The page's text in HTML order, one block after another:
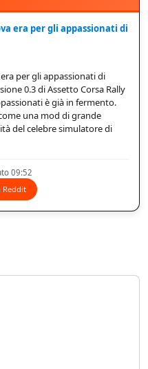
era per gli appassionati di
per gli appassionati di
0.3 di Assetto Corsa Rally
è già in fermento.
una mod di grande
del celebre simulatore di
09:52
Reddit